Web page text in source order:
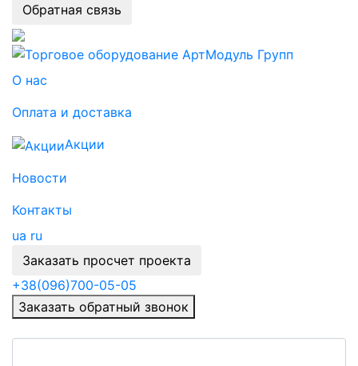
Обратная связь
О нас
Оплата и доставка
Акции
Новости
Контакты
ua ru
Заказать просчет проекта
+38(096)700-05-05
Заказать обратный звонок